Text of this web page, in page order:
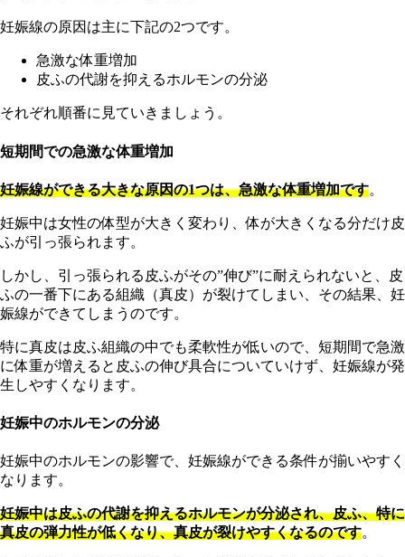
妊娠線の原因は主に下記の2つです。
急激な体重増加
皮ふの代謝を抑えるホルモンの分泌
それぞれ順番に見ていきましょう。
短期間での急激な体重増加
妊娠線ができる大きな原因の1つは、急激な体重増加です。
妊娠中は女性の体型が大きく変わり、体が大きくなる分だけ皮
ふが引っ張られます。
しかし、引っ張られる皮ふがその”伸び”に耐えられないと、皮
ふの一番下にある組織（真皮）が裂けてしまい、その結果、妊
娠線ができてしまうのです。
特に真皮は皮ふ組織の中でも柔軟性が低いので、短期間で急激
に体重が増えると皮ふの伸び具合についていけず、妊娠線が発
生しやすくなります。
妊娠中のホルモンの分泌
妊娠中のホルモンの影響で、妊娠線ができる条件が揃いやすく
なります。
妊娠中は皮ふの代謝を抑えるホルモンが分泌され、皮ふ、特に
真皮の弾力性が低くなり、真皮が裂けやすくなるのです。